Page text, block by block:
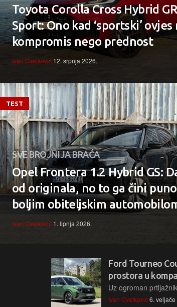
Toyota Corolla Cross Hybrid GR
Sport: Ono kad ‘sportski’ ovjes
kompromis nego prednost
Ivan Cvetković 12. srpnja 2026.
TEST
SVE BROJNIJA BRAĆA
Opel Frontera 1.2 Hybrid GS:
od originala, no to ga čini puno
boljim obiteljskim
Ivan Cvetković 1. lipnja 2026.
Ford Tourneo
prostora u
Ivan Cvetković6. veljače